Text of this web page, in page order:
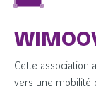
Cette association
vers une mobilité